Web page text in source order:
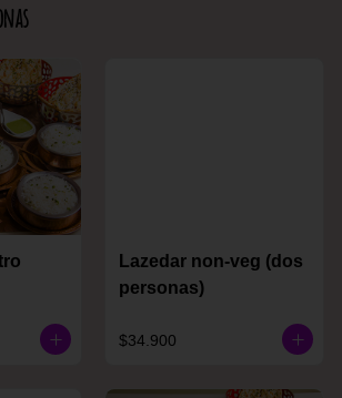
Lazedar non-veg (dos
personas)
$34.900